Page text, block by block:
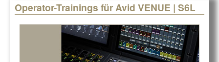
Operator-Trainings für Avid VENUE | S6L